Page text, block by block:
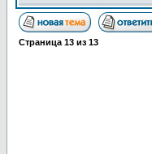
Страница 13 из 13